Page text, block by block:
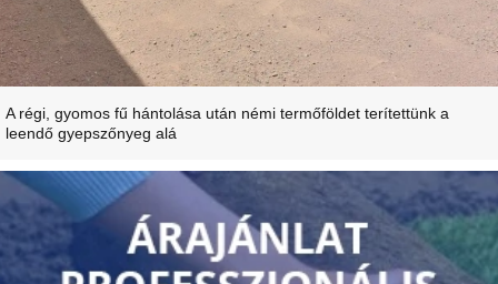
A régi, gyomos fű hántolása után némi termőföldet terítettünk a
leendő gyepszőnyeg alá